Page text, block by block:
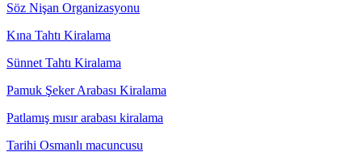
Söz Nişan Organizasyonu
Kına Tahtı Kiralama
Sünnet Tahtı Kiralama
Pamuk Şeker Arabası Kiralama
Patlamış mısır arabası kiralama
Tarihi Osmanlı macuncusu